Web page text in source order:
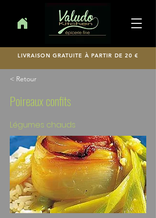
LIVRAISON GRATUITE À PARTIR DE 20 €
< Retour
Poireaux confits
Légumes chauds